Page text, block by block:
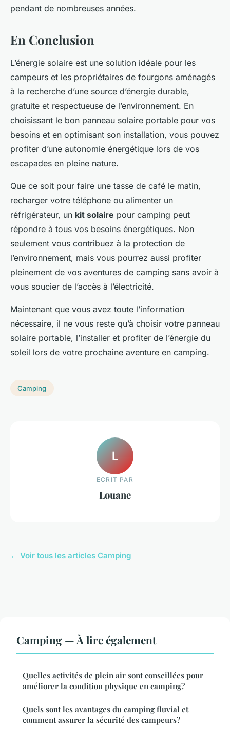
pendant de nombreuses années.
En Conclusion
L’énergie solaire est une solution idéale pour les
campeurs et les propriétaires de fourgons aménagés
à la recherche d’une source d’énergie durable,
gratuite et respectueuse de l’environnement. En
choisissant le bon panneau solaire portable pour vos
besoins et en optimisant son installation, vous pouvez
profiter d’une autonomie énergétique lors de vos
escapades en pleine nature.
Que ce soit pour faire une tasse de café le matin,
recharger votre téléphone ou alimenter un
réfrigérateur, un kit solaire pour camping peut
répondre à tous vos besoins énergétiques. Non
seulement vous contribuez à la protection de
l’environnement, mais vous pourrez aussi profiter
pleinement de vos aventures de camping sans avoir à
vous soucier de l’accès à l’électricité.
Maintenant que vous avez toute l’information
nécessaire, il ne vous reste qu’à choisir votre panneau
solaire portable, l’installer et profiter de l’énergie du
soleil lors de votre prochaine aventure en camping.
Camping
L
ECRIT PAR
Louane
← Voir tous les articles Camping
Camping — À lire également
Quelles activités de plein air sont conseillées pour
améliorer la condition physique en camping?
Quels sont les avantages du camping fluvial et
comment assurer la sécurité des campeurs?